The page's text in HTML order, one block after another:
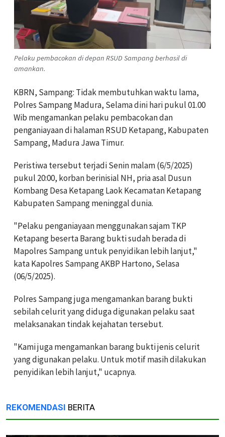
Pelaku pembacokan di depan RSUD Sampang berhasil di
amankan.
KBRN, Sampang: Tidak membutuhkan waktu lama,
Polres Sampang Madura, Selama dini hari pukul 01.00
Wib mengamankan pelaku pembacokan dan
penganiayaan di halaman RSUD Ketapang, Kabupaten
Sampang, Madura Jawa Timur.
Peristiwa tersebut terjadi Senin malam (6/5/2025)
pukul 20:00, korban berinisial NH, pria asal Dusun
Kombang Desa Ketapang Laok Kecamatan Ketapang
Kabupaten Sampang meninggal dunia.
"Pelaku penganiayaan menggunakan sajam TKP
Ketapang beserta Barang bukti sudah berada di
Mapolres Sampang untuk penyidikan lebih lanjut,"
kata Kapolres Sampang AKBP Hartono, Selasa
(06/5/2025).
Polres Sampang juga mengamankan barang bukti
sebilah celurit yang diduga digunakan pelaku saat
melaksanakan tindak kejahatan tersebut.
"Kami juga mengamankan barang bukti jenis celurit
yang digunakan pelaku. Untuk motif masih dilakukan
penyidikan lebih lanjut," ucapnya.
REKOMENDASI BERITA